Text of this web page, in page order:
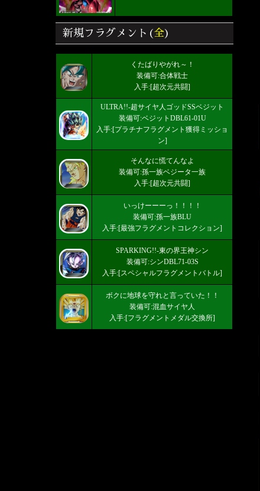
新規フラグメント(全)
くたばりやがれ～！
装備可:合体戦士
入手:[超次元共闘]
ULTRA!!-超サイヤ人ゴッドSSベジット
装備可:ベジットDBL61-01U
入手:[プラチナフラグメント獲得ミッショ
ン]
そんなに慌てんなよ
装備可:孫一族ベジータ一族
入手:[超次元共闘]
いっけーーーっ！！！！
装備可:孫一族BLU
入手:[最強フラグメントコレクション]
SPARKING!!-東の界王神シン
装備可:シンDBL71-03S
入手:[スペシャルフラグメントバトル]
ボクに地球を守れと言っていた！！
装備可:混血サイヤ人
入手:[フラグメントメダル交換所]